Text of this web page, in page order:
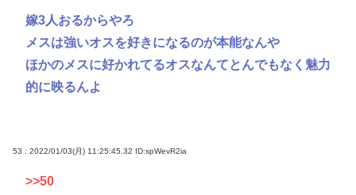
嫁3人おるからやろ
メスは強いオスを好きになるのが本能なんや
ほかのメスに好かれてるオスなんてとんでもなく魅力
的に映るんよ
53 : 2022/01/03(月) 11:25:45.32 ID:spWevR2ia
>>50